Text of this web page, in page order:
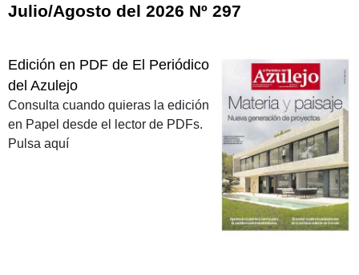
Julio/Agosto del 2026 Nº 297
Edición en PDF de El Periódico
del Azulejo
Consulta cuando quieras la edición
en Papel desde el lector de PDFs.
Pulsa aquí